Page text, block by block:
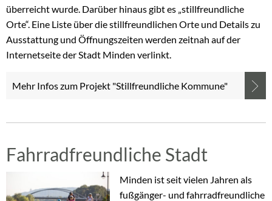
überreicht wurde. Darüber hinaus gibt es „stillfreundliche
Orte“. Eine Liste über die stillfreundlichen Orte und Details zu
Ausstattung und Öffnungszeiten werden zeitnah auf der
Internetseite der Stadt Minden verlinkt.
Mehr Infos zum Projekt "Stillfreundliche Kommune"
Fahrradfreundliche Stadt
Minden ist seit vielen Jahren als
fußgänger- und fahrradfreundliche